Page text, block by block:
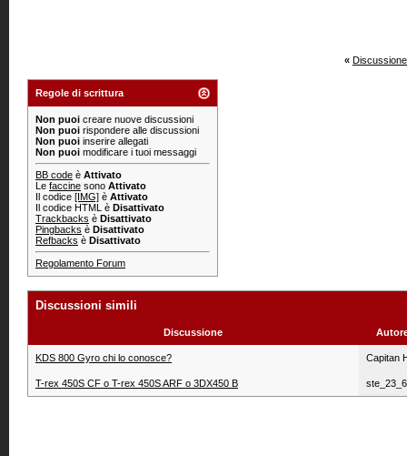
«
Regole di scrittura
Non puoi creare nuove discussioni
Non puoi rispondere alle discussioni
Non puoi inserire allegati
Non puoi modificare i tuoi messaggi
BB code è Attivato
Le faccine sono Attivato
Il codice [IMG] è Attivato
Il codice HTML è Disattivato
Trackbacks è Disattivato
Pingbacks è Disattivato
Refbacks è Disattivato
Regolamento Forum
Discussioni simili
Discussione
KDS 800 Gyro chi lo conosce? Capitan
T-rex 450S CF o T-rex 450S ARF o 3DX450 B